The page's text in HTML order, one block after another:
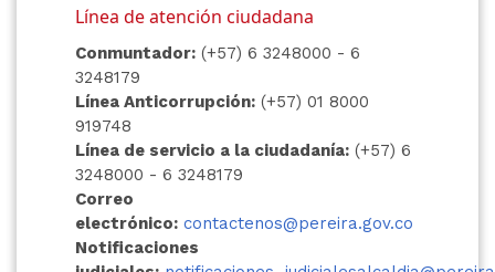
Línea de atención ciudadana
Conmuntador:(+57) 6 3248000 - 6
3248179
Línea Anticorrupción:(+57) 01 8000
919748
Línea de servicio a la ciudadanía:(+57) 6
3248000 - 6 3248179
Correo
electrónico: contactenos@pereira.gov.co
Notificaciones